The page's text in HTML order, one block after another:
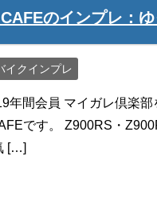
のインプレ：
イクインプレ
年間会員 マイガレ倶楽
です。 Z900RS・
[…]